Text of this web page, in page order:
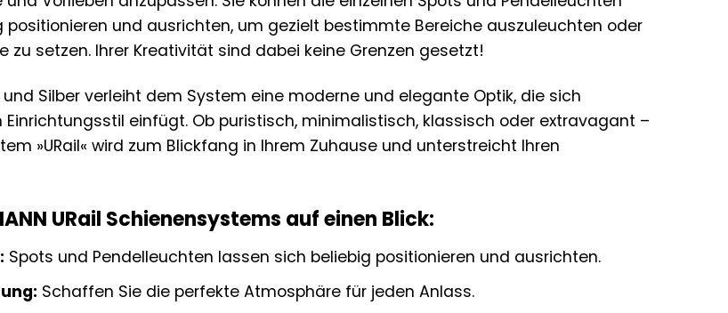
positionieren und ausrichten, um gezielt bestimmte Bereiche auszuleuchten oder
zu setzen. Ihrer Kreativität sind dabei keine Grenzen gesetzt!
Silber verleiht dem System eine moderne und elegante Optik, die sich
einfügt. Ob puristisch, minimalistisch, klassisch oder extravagant –
»URail« wird zum Blickfang in Ihrem Zuhause und unterstreicht Ihren
URail Schienensystems auf einen Blick:
Spots und Pendelleuchten lassen sich beliebig positionieren und ausrichten.
Schaffen Sie die perfekte Atmosphäre für jeden Anlass.